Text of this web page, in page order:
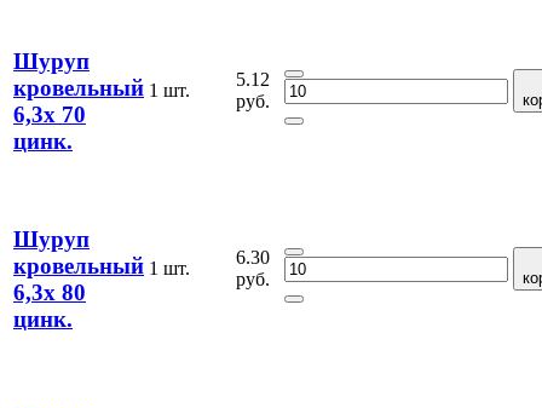
Шуруп
кровельный
6,3х 70
цинк.
1 шт.
5.12
руб.
Шуруп
кровельный
6,3х 80
цинк.
1 шт.
6.30
руб.